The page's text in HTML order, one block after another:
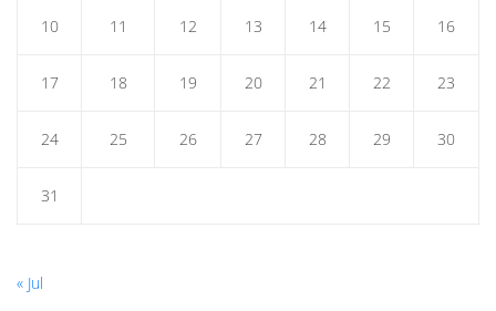
10 11 12 13 14 15 16
17 18 19 20 21 22 23
24 25 26 27 28 29 30
31
« Jul